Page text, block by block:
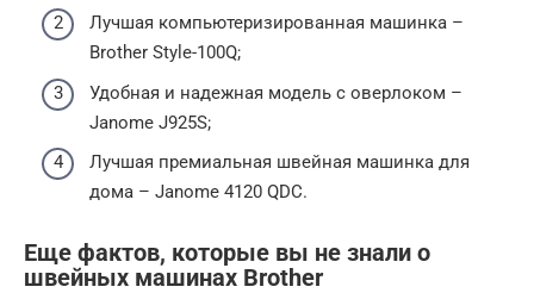
Лучшая компьютеризированная машинка –
Brother Style-100Q;
Удобная и надежная модель с оверлоком –
Janome J925S;
Лучшая премиальная швейная машинка для
дома – Janome 4120 QDC.
Еще фактов, которые вы не знали о
швейных машинах Brother